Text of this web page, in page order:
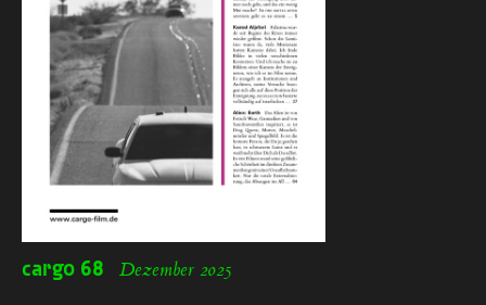
cargo 68 Dezember 2025